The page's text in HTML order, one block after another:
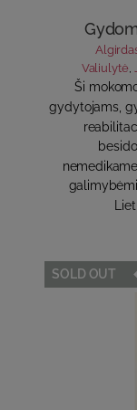
Valiulytė
Ši
gydytojams,
SOLD OUT